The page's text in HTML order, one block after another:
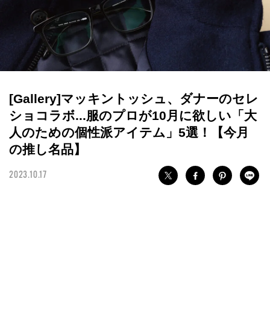
[Gallery]マッキントッシュ、ダナーのセレ
ショコラボ...服のプロが10月に欲しい「大
人のための個性派アイテム」5選！【今月
の推し名品】
2023.10.17